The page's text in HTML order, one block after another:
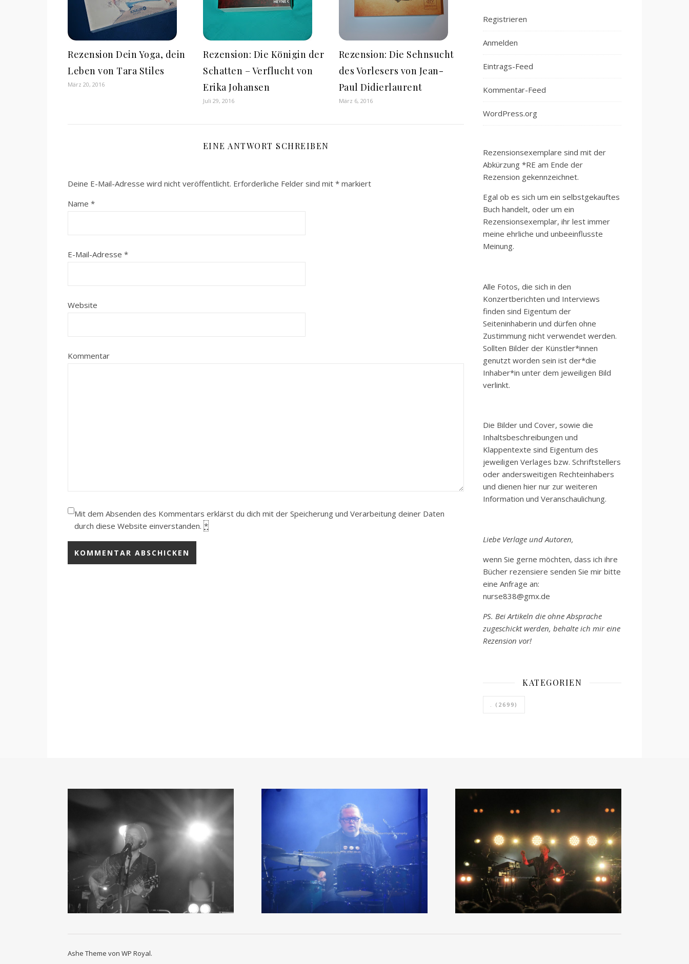
Rezension Dein Yoga, dein
Leben von Tara Stiles
März 20, 2016
Rezension: Die Königin der
Schatten – Verflucht von
Erika Johansen
Juli 29, 2016
Rezension: Die Sehnsucht
des Vorlesers von Jean-
Paul Didierlaurent
März 6, 2016
EINE ANTWORT SCHREIBEN
Deine E-Mail-Adresse wird nicht veröffentlicht. Erforderliche Felder sind mit * markiert
Name *
E-Mail-Adresse *
Website
Kommentar
Mit dem Absenden des Kommentars erklärst du dich mit der Speicherung und Verarbeitung deiner Daten
durch diese Website einverstanden. *
Registrieren
Anmelden
Eintrags-Feed
Kommentar-Feed
WordPress.org
Rezensionsexemplare sind mit der
Abkürzung *RE am Ende der
Rezension gekennzeichnet.
Egal ob es sich um ein selbstgekauftes
Buch handelt, oder um ein
Rezensionsexemplar, ihr lest immer
meine ehrliche und unbeeinflusste
Meinung.
Alle Fotos, die sich in den
Konzertberichten und Interviews
finden sind Eigentum der
Seiteninhaberin und dürfen ohne
Zustimmung nicht verwendet werden.
Sollten Bilder der Künstler*innen
genutzt worden sein ist der*die
Inhaber*in unter dem jeweiligen Bild
verlinkt.
Die Bilder und Cover, sowie die
Inhaltsbeschreibungen und
Klappentexte sind Eigentum des
jeweiligen Verlages bzw. Schriftstellers
oder andersweitigen Rechteinhabers
und dienen hier nur zur weiteren
Information und Veranschaulichung.
Liebe Verlage und Autoren,
wenn Sie gerne möchten, dass ich ihre
Bücher rezensiere senden Sie mir bitte
eine Anfrage an:
nurse838@gmx.de
PS. Bei Artikeln die ohne Absprache
zugeschickt werden, behalte ich mir eine
Rezension vor!
KATEGORIEN
. (2699)
Ashe Theme von WP Royal.